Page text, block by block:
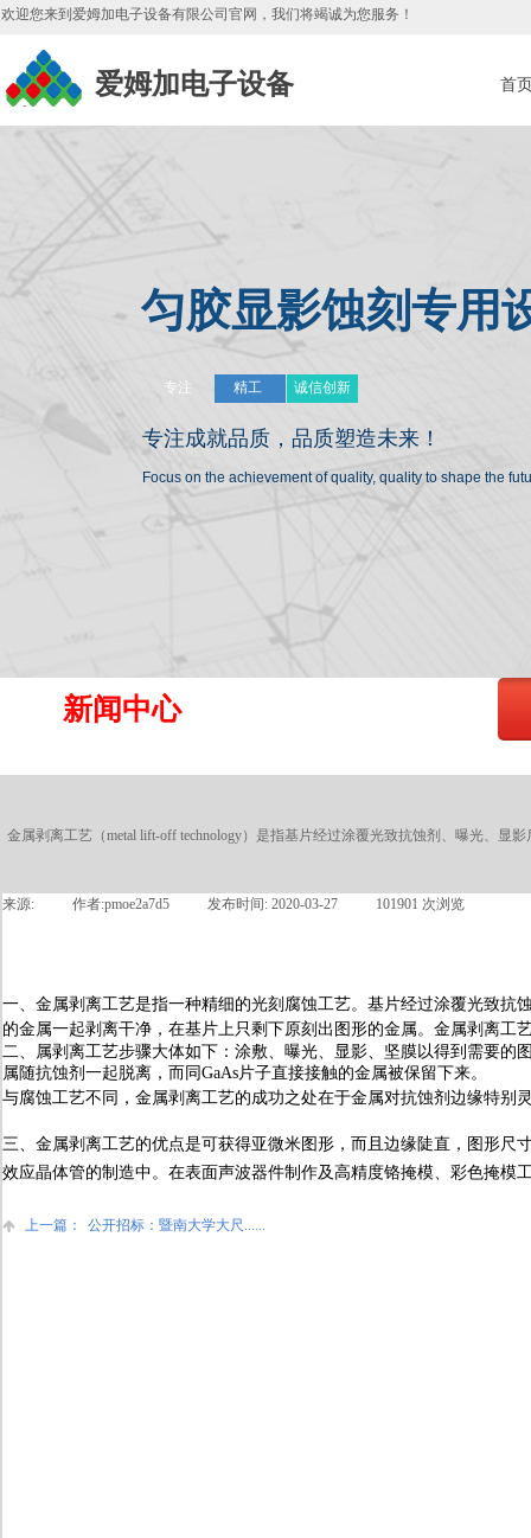
欢迎您来到爱姆加电子设备有限公司官网，我们将竭诚为您服务 ！
首
爱姆加电子设备
匀胶显影蚀刻专用
诚信创新
精工
专注
专注成就品质， 品质塑造未来！
Focus on the achievement of quality, quality to shape the
新闻中心
金属剥离工艺（metal lift-off technology）是指基片经过涂覆光致抗蚀剂、曝光、
来源: 作者:pmoe2a7d5 发布时间: 2020-03-27 101901 次浏览
一、金属剥离工艺是指一种精细的光刻腐蚀工艺。基片经过涂覆光致
的金属一起剥离干净，在基片上只剩下原刻出图形的金属。金属剥离
二、属剥离工艺步骤大体如下：涂敷、曝光、显影、坚膜以得到需要
属随抗蚀剂一起脱离，而同GaAs片子直接接触的金属被保留下来。
与腐蚀工艺不同，金属剥离工艺的成功之处在于金属对抗蚀剂边缘特
三、金属剥离工艺的优点是可获得亚微米图形，而且边缘陡直，图形尺
效应晶体管的制造中。在表面声波器件制作及高精度铬掩模、彩色掩模
上一篇： 公开招标：暨南大学大尺......